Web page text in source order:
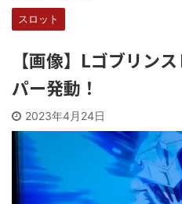
スロット
【画像】Lゴブリン
パー発動！
2023年4月24日